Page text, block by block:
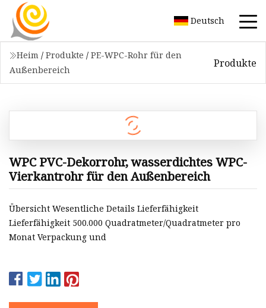
Deutsch
Heim / Produkte / PE-WPC-Rohr für den
Außenbereich
Produkte
WPC PVC-Dekorrohr, wasserdichtes WPC-
Vierkantrohr für den Außenbereich
Übersicht Wesentliche Details Lieferfähigkeit
Lieferfähigkeit 500.000 Quadratmeter/Quadratmeter pro
Monat Verpackung und